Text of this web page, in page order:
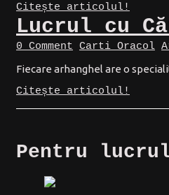
Citește articolul!
Lucrul cu
0 Comment Carti Oracol
Fiecare arhanghel are o
Citește articolul!
Pentru